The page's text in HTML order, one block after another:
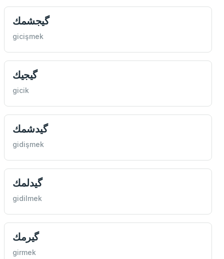
گیجشمك
gicişmek
گیجیك
gicik
گیدشمك
gidişmek
گیدلمك
gidilmek
گیرمك
girmek